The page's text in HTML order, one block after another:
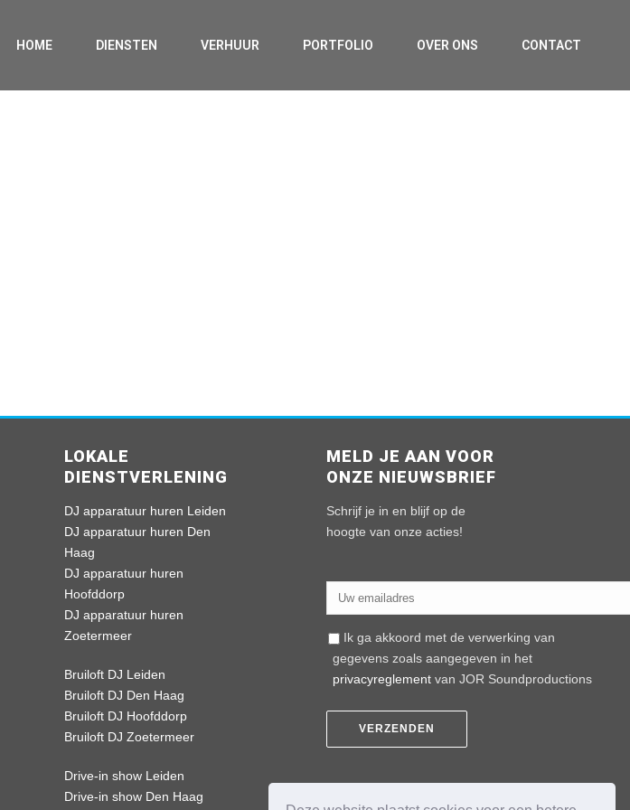
HOME DIENSTEN VERHUUR PORTFOLIO OVER ONS CONTACT
LOKALE
DIENSTVERLENING
DJ apparatuur huren Leiden
DJ apparatuur huren Den
Haag
DJ apparatuur huren
Hoofddorp
DJ apparatuur huren
Zoetermeer
Bruiloft DJ Leiden
Bruiloft DJ Den Haag
Bruiloft DJ Hoofddorp
Bruiloft DJ Zoetermeer
Drive-in show Leiden
Drive-in show Den Haag
MELD JE AAN VOOR
ONZE NIEUWSBRIEF
Schrijf je in en blijf op de
hoogte van onze acties!
Ik ga akkoord met de verwerking van
gegevens zoals aangegeven in het
privacyreglement van JOR Soundproductions